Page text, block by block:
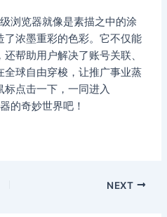
浏览器就像是素描之中的涂
浓墨重彩的色彩。它不仅能
帮助用户解决了账号关联、
全球自由穿梭，让推广事业蒸
点击一下，一同进入
的奇妙世界吧！
NEXT